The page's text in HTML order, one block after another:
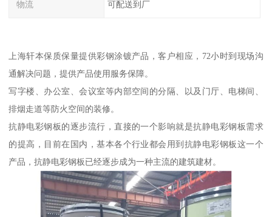
物流 可配送到厂
上海轩本保质保量提供彩钢涂镀产品，客户相应，72小时到现场沟
通解决问题，提供产品使用服务保障。
写字楼、办公室、会议室等内部空间的分隔、以及门厅、电梯间、
排烟走道等防火空间的装修。
抗静电彩钢板的逐步流行，直接的一个影响就是抗静电彩钢板需求
的提高，目前在国内，基本各个行业都会用到抗静电彩钢板这一个
产品，抗静电彩钢板已经逐步成为一种主流的建筑建材。